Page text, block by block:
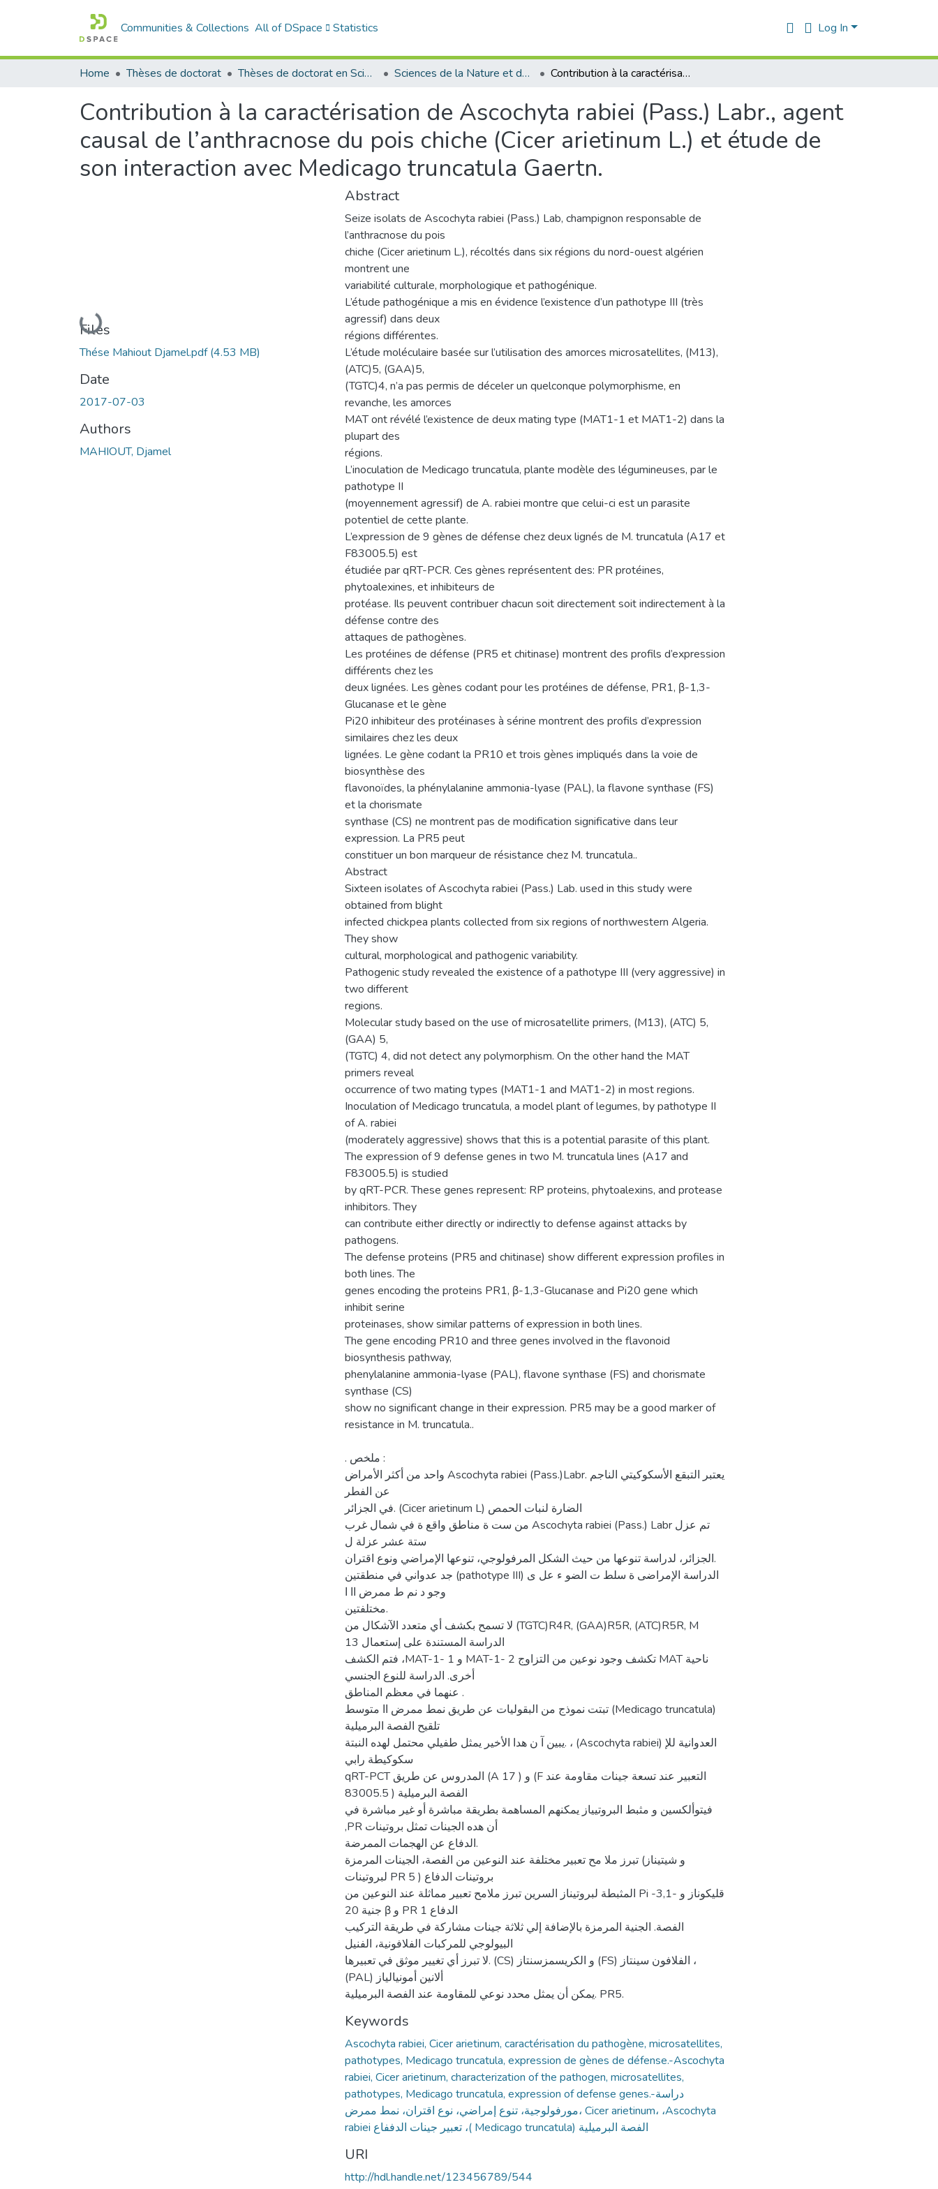
Communities & Collections All of DSpace Statistics Log In
Home Thèses de doctorat Thèses de doctorat en Sciences Sciences de la Nature et de la Vie - علوم الطبيعة و الحياة Contribution à la caractérisation de Ascochyta rabiei (Pass.) Labr., agent causal de l’anthracnose du pois chiche (Cicer arietinum L.) et étude de son interaction avec Medicago truncatula Gaertn.
Contribution à la caractérisation de Ascochyta rabiei (Pass.) Labr., agent
causal de l’anthracnose du pois chiche (Cicer arietinum L.) et étude de
son interaction avec Medicago truncatula Gaertn.
Loading...
Files
Thése Mahiout Djamel.pdf(4.53 MB)
Date
2017-07-03
Authors
MAHIOUT, Djamel
Abstract
Seize isolats de Ascochyta rabiei (Pass.) Lab, champignon responsable de
l’anthracnose du pois
chiche (Cicer arietinum L.), récoltés dans six régions du nord-ouest algérien
montrent une
variabilité culturale, morphologique et pathogénique.
L’étude pathogénique a mis en évidence l’existence d’un pathotype III (très
agressif) dans deux
régions différentes.
L’étude moléculaire basée sur l’utilisation des amorces microsatellites, (M13),
(ATC)5, (GAA)5,
(TGTC)4, n’a pas permis de déceler un quelconque polymorphisme, en
revanche, les amorces
MAT ont révélé l’existence de deux mating type (MAT1-1 et MAT1-2) dans la
plupart des
régions.
L’inoculation de Medicago truncatula, plante modèle des légumineuses, par le
pathotype II
(moyennement agressif) de A. rabiei montre que celui-ci est un parasite
potentiel de cette plante.
L’expression de 9 gènes de défense chez deux lignés de M. truncatula (A17 et
F83005.5) est
étudiée par qRT-PCR. Ces gènes représentent des: PR protéines,
phytoalexines, et inhibiteurs de
protéase. Ils peuvent contribuer chacun soit directement soit indirectement à la
défense contre des
attaques de pathogènes.
Les protéines de défense (PR5 et chitinase) montrent des profils d’expression
différents chez les
deux lignées. Les gènes codant pour les protéines de défense, PR1, β-1,3-
Glucanase et le gène
Pi20 inhibiteur des protéinases à sérine montrent des profils d’expression
similaires chez les deux
lignées. Le gène codant la PR10 et trois gènes impliqués dans la voie de
biosynthèse des
flavonoïdes, la phénylalanine ammonia-lyase (PAL), la flavone synthase (FS)
et la chorismate
synthase (CS) ne montrent pas de modification significative dans leur
expression. La PR5 peut
constituer un bon marqueur de résistance chez M. truncatula..
Abstract
Sixteen isolates of Ascochyta rabiei (Pass.) Lab. used in this study were
obtained from blight
infected chickpea plants collected from six regions of northwestern Algeria.
They show
cultural, morphological and pathogenic variability.
Pathogenic study revealed the existence of a pathotype III (very aggressive) in
two different
regions.
Molecular study based on the use of microsatellite primers, (M13), (ATC) 5,
(GAA) 5,
(TGTC) 4, did not detect any polymorphism. On the other hand the MAT
primers reveal
occurrence of two mating types (MAT1-1 and MAT1-2) in most regions.
Inoculation of Medicago truncatula, a model plant of legumes, by pathotype II
of A. rabiei
(moderately aggressive) shows that this is a potential parasite of this plant.
The expression of 9 defense genes in two M. truncatula lines (A17 and
F83005.5) is studied
by qRT-PCR. These genes represent: RP proteins, phytoalexins, and protease
inhibitors. They
can contribute either directly or indirectly to defense against attacks by
pathogens.
The defense proteins (PR5 and chitinase) show different expression profiles in
both lines. The
genes encoding the proteins PR1, β-1,3-Glucanase and Pi20 gene which
inhibit serine
proteinases, show similar patterns of expression in both lines.
The gene encoding PR10 and three genes involved in the flavonoid
biosynthesis pathway,
phenylalanine ammonia-lyase (PAL), flavone synthase (FS) and chorismate
synthase (CS)
show no significant change in their expression. PR5 may be a good marker of
resistance in M. truncatula..
. ملخص :
واحد من أكثر الأمراض Ascochyta rabiei (Pass.)Labr. یعتبر التبقع الأسكوكیتي الناجم
عن الفطر
في الجزائر. (Cicer arietinum L) الضارة لنبات الحمص
من ست ة مناطق واقع ة في شمال غرب Ascochyta rabiei (Pass.) Labr تم عزل
ستة عشر عزلة ل
الجزائر، لدراسة تنوعھا من حیث الشكل المرفولوجي، تنوعھا الإمراضي ونوع اقتران.
جد عدواني في منطقتین (pathotype III) الدراسة الإمراضی ة سلط ت الضو ء عل ى
وجو د نم ط ممرض اا ا
مختلفتین.
لا تسمح بكشف أي متعدد الآشكال من (TGTC)R4R, (GAA)R5R, (ATC)R5R, M
الدراسة المستندة على إستعمال 13
فتم الكشف ،MAT-1- و 1 MAT-1- تكشف وجود نوعین من التزاوج 2 MAT ناحیة
أخرى. الدراسة للنوع الجنسي
عنھما في معظم المناطق .
تبتت نموذج من البقولیات عن طریق نمط ممرض اا متوسط (Medicago truncatula)
تلقیح الفصة البرمیلیة
یبین آ ن ھدا الأخیر یمثل طفیلي محتمل لھده النبتة. ، (Ascochyta rabiei) العدوانیة للإ
سكوكیطة رابي
qRT-PCT المدروس عن طریق (A و ( 17 (F التعبیر عند تسعة جینات مقاومة عند
الفصة البرمیلیة ( 83005.5
فیتوألكسین و مثبط البروتییاز یمكنھم المساھمة بطریقة مباشرة أو غیر مباشرة في
,PR أن ھده الجینات تمثل بروتینات
الدفاع عن الھجمات الممرضة.
و شیتیناز) تبرز ملا مح تعبیر مختلفة عند النوعین من الفصة، الجینات المرمزة
لبروتینات PR بروتینات الدفاع ( 5
المثبطة لبروتیناز السرین تبرز ملامح تعبیر مماثلة عند النوعین من Pi -3,1- قلیكوناز و
جنیة 20 β و PR الدفاع 1
الفصة. الجنیة المرمزة بالإضافة إلي ثلاثة جینات مشاركة في طریقة التركیب
البیولوجي للمركبات الفلافونیة، الفنیل
لا تبرز أي تغییر موثق في تعبیرھا. (CS) و الكریسمزسنتاز (FS) الفلافون سینتاز ،
(PAL) ألانین أمونیالیاز
یمكن أن یمثل محدد نوعي للمقاومة عند الفصة البرمیلیة. PR5.
Keywords
Ascochyta rabiei, Cicer arietinum, caractérisation du pathogène, microsatellites,
pathotypes, Medicago truncatula, expression de gènes de défense.-Ascochyta
rabiei, Cicer arietinum, characterization of the pathogen, microsatellites,
pathotypes, Medicago truncatula, expression of defense genes.-دراسة
مورفولوجیة، تنوع إمراضي، نوع اقتران، نمط ممرض، Cicer arietinum، ،Ascochyta
rabiei تعبیر جینات الدففاع ،( Medicago truncatula) الفصة البرمیلیة
URI
http://hdl.handle.net/123456789/544